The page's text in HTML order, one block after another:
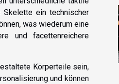
Skelette ein technischer
was wiederum eine
und facettenreichere
Körperteile sein,
und können